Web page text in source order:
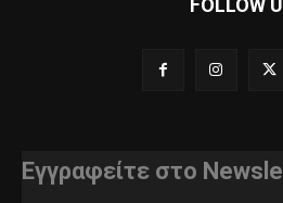
Εγγραφείτε στο